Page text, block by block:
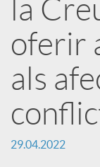
l
i
c
a
la
oferir
als
29.04.2022